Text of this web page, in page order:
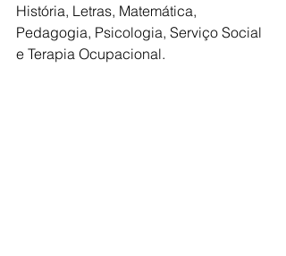
História, Letras, Matemática,
Pedagogia, Psicologia, Serviço Social
e Terapia Ocupacional.